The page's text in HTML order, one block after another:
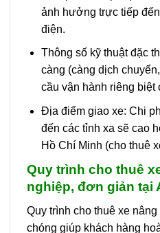
ảnh hưởng trực tiếp
điện.
Thông số kỹ thuật đặc
càng (càng dịch
cầu vận hành riêng biệt
Địa điểm giao xe: Chi
đến các tỉnh xa sẽ cao
Hồ Chí Minh (cho thuê
Quy trình cho thuê
nghiệp, đơn giản tại
Quy trình cho thuê xe
chóng giúp khách hàng